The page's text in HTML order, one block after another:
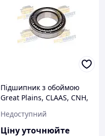
Підшипник з обоймою
Great Plains, CLAAS, CNH,
11966-66 UA22
Недоступний
Ціну уточнюйте